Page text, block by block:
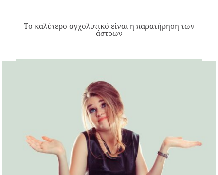
Το καλύτερο αγχολυτικό είναι η παρατήρηση των
άστρων